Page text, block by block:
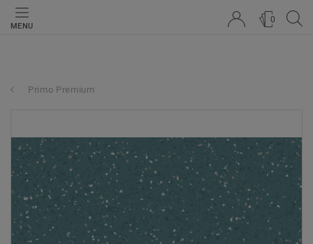
MENU
0
Primo Premium